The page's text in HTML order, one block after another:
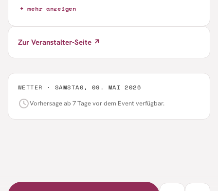
Strecken, Zeitplan und Ausschreibung sind über
+ mehr anzeigen
Zur Veranstalter-Seite ↗
WETTER · SAMSTAG, 09. MAI 2026
Vorhersage ab 7 Tage vor dem Event verfügbar.